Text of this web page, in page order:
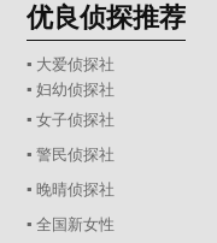
优良侦探推荐
▪ 大爱侦探社
▪ 妇幼侦探社
▪ 女子侦探社
▪ 警民侦探社
▪ 晚晴侦探社
▪ 全国新女性